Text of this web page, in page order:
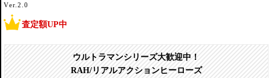
Ver.2.0
査定額UP中
ウルトラマンシリーズ大歓迎中！
RAH/リアルアクションヒーローズ